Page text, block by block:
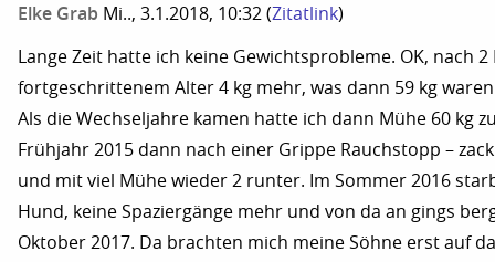
Elke Grab Mi.., 3.1.2018, 10:32 (Zitatlink)
Lange Zeit hatte ich keine Gewichtsprobleme. OK, nach
fortgeschrittenem Alter 4 kg mehr, was dann 59 kg
Als die Wechseljahre kamen hatte ich dann Mühe 60 kg
Frühjahr 2015 dann nach einer Grippe Rauchstopp –
und mit viel Mühe wieder 2 runter. Im Sommer 2016
Hund, keine Spaziergänge mehr und von da an gings
Oktober 2017. Da brachten mich meine Söhne erst auf